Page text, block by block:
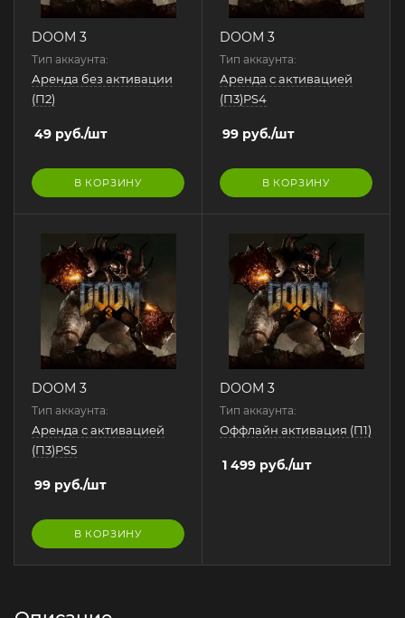
DOOM 3
Тип аккаунта:
Аренда без активации
(П2)
49 руб./шт
В КОРЗИНУ
DOOM 3
Тип аккаунта:
Аренда с активацией
(П3)PS4
99 руб./шт
В КОРЗИНУ
DOOM 3
Тип аккаунта:
Аренда с активацией
(П3)PS5
99 руб./шт
В КОРЗИНУ
DOOM 3
Тип аккаунта:
Оффлайн активация (П1)
1 499 руб./шт